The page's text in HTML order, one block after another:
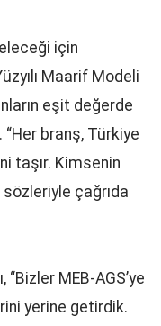
için
Maarif Modeli
eşit değerde
branş, Türkiye
taşır. Kimsenin
çağrıda
MEB-AGS’ye
yerine getirdik.